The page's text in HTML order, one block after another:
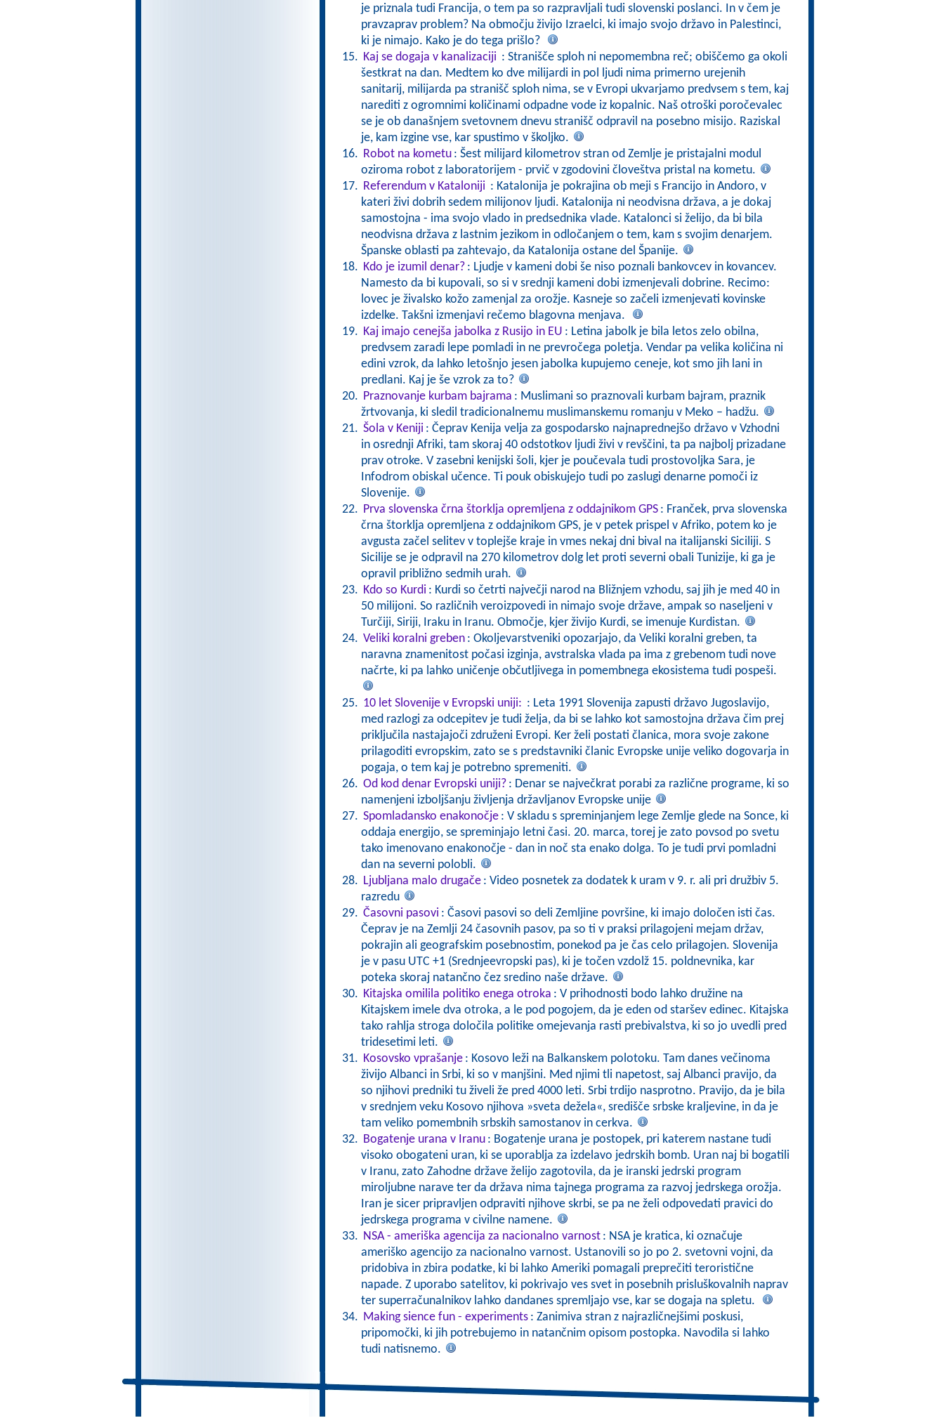
je priznala tudi Francija, o tem pa so razpravljali tudi slovenski poslanci. In v čem je
pravzaprav problem? Na območju živijo Izraelci, ki imajo svojo državo in Palestinci,
ki je nimajo. Kako je do tega prišlo?
Kaj se dogaja v kanalizaciji : Stranišče sploh ni nepomembna reč; obiščemo ga okoli
šestkrat na dan. Medtem ko dve milijardi in pol ljudi nima primerno urejenih
sanitarij, milijarda pa stranišč sploh nima, se v Evropi ukvarjamo predvsem s tem, kaj
narediti z ogromnimi količinami odpadne vode iz kopalnic. Naš otroški poročevalec
se je ob današnjem svetovnem dnevu stranišč odpravil na posebno misijo. Raziskal
je, kam izgine vse, kar spustimo v školjko.
Robot na kometu : Šest milijard kilometrov stran od Zemlje je pristajalni modul
oziroma robot z laboratorijem - prvič v zgodovini človeštva pristal na kometu.
Referendum v Kataloniji : Katalonija je pokrajina ob meji s Francijo in Andoro, v
kateri živi dobrih sedem milijonov ljudi. Katalonija ni neodvisna država, a je dokaj
samostojna - ima svojo vlado in predsednika vlade. Katalonci si želijo, da bi bila
neodvisna država z lastnim jezikom in odločanjem o tem, kam s svojim denarjem.
Španske oblasti pa zahtevajo, da Katalonija ostane del Španije.
Kdo je izumil denar? : Ljudje v kameni dobi še niso poznali bankovcev in kovancev.
Namesto da bi kupovali, so si v srednji kameni dobi izmenjevali dobrine. Recimo:
lovec je živalsko kožo zamenjal za orožje. Kasneje so začeli izmenjevati kovinske
izdelke. Takšni izmenjavi rečemo blagovna menjava.
Kaj imajo cenejša jabolka z Rusijo in EU : Letina jabolk je bila letos zelo obilna,
predvsem zaradi lepe pomladi in ne prevročega poletja. Vendar pa velika količina ni
edini vzrok, da lahko letošnjo jesen jabolka kupujemo ceneje, kot smo jih lani in
predlani. Kaj je še vzrok za to?
Praznovanje kurbam bajrama : Muslimani so praznovali kurbam bajram, praznik
žrtvovanja, ki sledil tradicionalnemu muslimanskemu romanju v Meko – hadžu.
Šola v Keniji : Čeprav Kenija velja za gospodarsko najnaprednejšo državo v Vzhodni
in osrednji Afriki, tam skoraj 40 odstotkov ljudi živi v revščini, ta pa najbolj prizadane
prav otroke. V zasebni kenijski šoli, kjer je poučevala tudi prostovoljka Sara, je
Infodrom obiskal učence. Ti pouk obiskujejo tudi po zaslugi denarne pomoči iz
Slovenije.
Prva slovenska črna štorklja opremljena z oddajnikom GPS : Franček, prva slovenska
črna štorklja opremljena z oddajnikom GPS, je v petek prispel v Afriko, potem ko je
avgusta začel selitev v toplejše kraje in vmes nekaj dni bival na italijanski Siciliji. S
Sicilije se je odpravil na 270 kilometrov dolg let proti severni obali Tunizije, ki ga je
opravil približno sedmih urah.
Kdo so Kurdi : Kurdi so četrti največji narod na Bližnjem vzhodu, saj jih je med 40 in
50 milijoni. So različnih veroizpovedi in nimajo svoje države, ampak so naseljeni v
Turčiji, Siriji, Iraku in Iranu. Območje, kjer živijo Kurdi, se imenuje Kurdistan.
Veliki koralni greben : Okoljevarstveniki opozarjajo, da Veliki koralni greben, ta
naravna znamenitost počasi izginja, avstralska vlada pa ima z grebenom tudi nove
načrte, ki pa lahko uničenje občutljivega in pomembnega ekosistema tudi pospeši.
10 let Slovenije v Evropski uniji: : Leta 1991 Slovenija zapusti državo Jugoslavijo,
med razlogi za odcepitev je tudi želja, da bi se lahko kot samostojna država čim prej
priključila nastajajoči združeni Evropi. Ker želi postati članica, mora svoje zakone
prilagoditi evropskim, zato se s predstavniki članic Evropske unije veliko dogovarja in
pogaja, o tem kaj je potrebno spremeniti.
Od kod denar Evropski uniji? : Denar se največkrat porabi za različne programe, ki so
namenjeni izboljšanju življenja državljanov Evropske unije
Spomladansko enakonočje : V skladu s spreminjanjem lege Zemlje glede na Sonce, ki
oddaja energijo, se spreminjajo letni časi. 20. marca, torej je zato povsod po svetu
tako imenovano enakonočje - dan in noč sta enako dolga. To je tudi prvi pomladni
dan na severni polobli.
Ljubljana malo drugače : Video posnetek za dodatek k uram v 9. r. ali pri družbiv 5.
razredu
Časovni pasovi : Časovi pasovi so deli Zemljine površine, ki imajo določen isti čas.
Čeprav je na Zemlji 24 časovnih pasov, pa so ti v praksi prilagojeni mejam držav,
pokrajin ali geografskim posebnostim, ponekod pa je čas celo prilagojen. Slovenija
je v pasu UTC +1 (Srednjeevropski pas), ki je točen vzdolž 15. poldnevnika, kar
poteka skoraj natančno čez sredino naše države.
Kitajska omilila politiko enega otroka : V prihodnosti bodo lahko družine na
Kitajskem imele dva otroka, a le pod pogojem, da je eden od staršev edinec. Kitajska
tako rahlja stroga določila politike omejevanja rasti prebivalstva, ki so jo uvedli pred
tridesetimi leti.
Kosovsko vprašanje : Kosovo leži na Balkanskem polotoku. Tam danes večinoma
živijo Albanci in Srbi, ki so v manjšini. Med njimi tli napetost, saj Albanci pravijo, da
so njihovi predniki tu živeli že pred 4000 leti. Srbi trdijo nasprotno. Pravijo, da je bila
v srednjem veku Kosovo njihova »sveta dežela«, središče srbske kraljevine, in da je
tam veliko pomembnih srbskih samostanov in cerkva.
Bogatenje urana v Iranu : Bogatenje urana je postopek, pri katerem nastane tudi
visoko obogateni uran, ki se uporablja za izdelavo jedrskih bomb. Uran naj bi bogatili
v Iranu, zato Zahodne države želijo zagotovila, da je iranski jedrski program
miroljubne narave ter da država nima tajnega programa za razvoj jedrskega orožja.
Iran je sicer pripravljen odpraviti njihove skrbi, se pa ne želi odpovedati pravici do
jedrskega programa v civilne namene.
NSA - ameriška agencija za nacionalno varnost : NSA je kratica, ki označuje
ameriško agencijo za nacionalno varnost. Ustanovili so jo po 2. svetovni vojni, da
pridobiva in zbira podatke, ki bi lahko Ameriki pomagali preprečiti teroristične
napade. Z uporabo satelitov, ki pokrivajo ves svet in posebnih prisluškovalnih naprav
ter superračunalnikov lahko dandanes spremljajo vse, kar se dogaja na spletu.
Making sience fun - experiments : Zanimiva stran z najrazličnejšimi poskusi,
pripomočki, ki jih potrebujemo in natančnim opisom postopka. Navodila si lahko
tudi natisnemo.